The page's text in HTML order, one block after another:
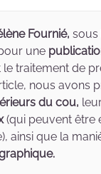
Fournié, sous
une
traitement de
nous avons
du cou,
(qui peuvent être
ainsi que la